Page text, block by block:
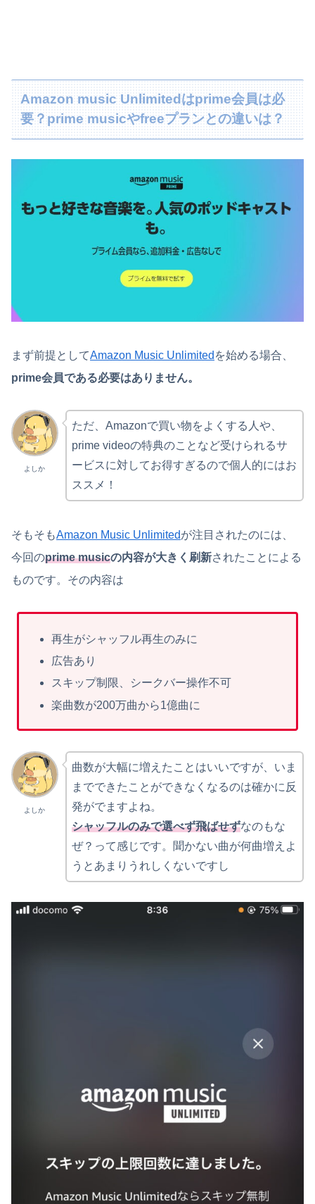
Amazon music Unlimitedはprime会員は必
要？prime musicやfreeプランとの違いは？
まず前提としてAmazon Music Unlimited を始める場合、
prime会員である必要はありません。
よしか
ただ、Amazonで買い物をよくする人や、
prime videoの特典のことなど受けられるサ
ービスに対してお得すぎるので個人的にはお
ススメ！
そもそもAmazon Music Unlimitedが注目されたのには、
今回のprime musicの内容が大きく刷新されたことによる
ものです。その内容は
再生がシャッフル再生のみに
広告あり
スキップ制限、シークバー操作不可
楽曲数が200万曲から1億曲に
よしか
曲数が大幅に増えたことはいいですが、いま
までできたことができなくなるのは確かに反
発がでますよね。
シャッフルのみで選べず飛ばせずなのもな
ぜ？って感じです。聞かない曲が何曲増えよ
うとあまりうれしくないですし